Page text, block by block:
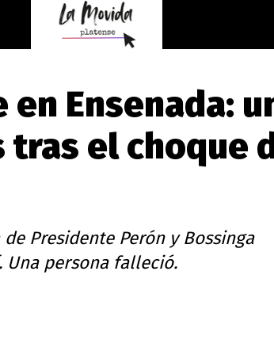
Ensenada:
el choque
Presidente Perón y Bossinga
Una persona falleció.